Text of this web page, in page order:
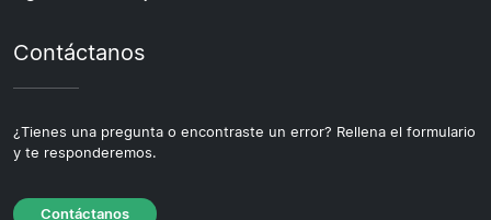
Contáctanos
¿Tienes una pregunta o encontraste un error? Rellena el formulario
y te responderemos.
Contáctanos